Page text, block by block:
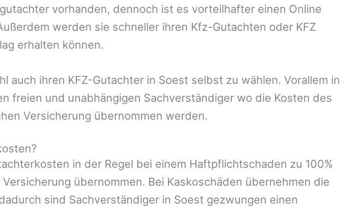
vorhanden, dennoch ist es vorteilhafter einen Online
werden sie schneller ihren Kfz-Gutachten oder KFZ
erhalten können.
auch ihren KFZ-Gutachter in Soest selbst zu wählen. Vorallem in
freien und unabhängigen Sachverständiger wo die Kosten des
Versicherung übernommen werden.
in der Regel bei einem Haftpflichtschaden zu 100%
übernommen. Bei Kaskoschäden übernehmen die
sind Sachverständiger in Soest gezwungen einen